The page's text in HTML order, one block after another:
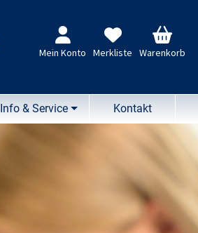
Mein Konto Merkliste Warenkorb
Info & Service Kontakt